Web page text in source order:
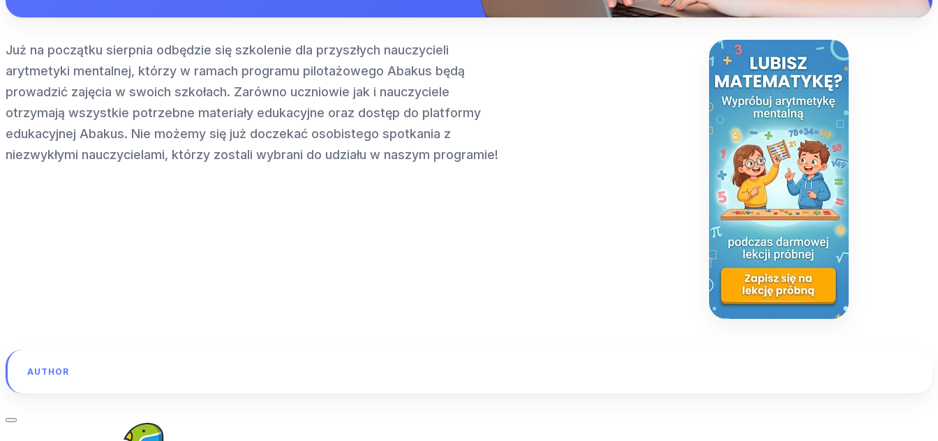
Już na początku sierpnia odbędzie się szkolenie dla przyszłych nauczycieli
arytmetyki mentalnej, którzy w ramach programu pilotażowego Abakus będą
prowadzić zajęcia w swoich szkołach. Zarówno uczniowie jak i nauczyciele
otrzymają wszystkie potrzebne materiały edukacyjne oraz dostęp do platformy
edukacyjnej Abakus. Nie możemy się już doczekać osobistego spotkania z
niezwykłymi nauczycielami, którzy zostali wybrani do udziału w naszym programie!
AUTHOR